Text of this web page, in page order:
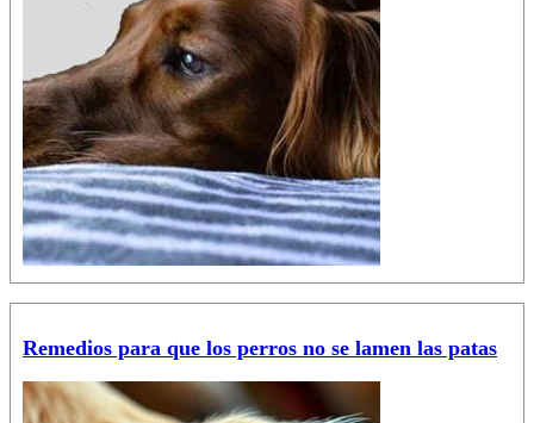
Remedios para que los perros no se lamen las patas